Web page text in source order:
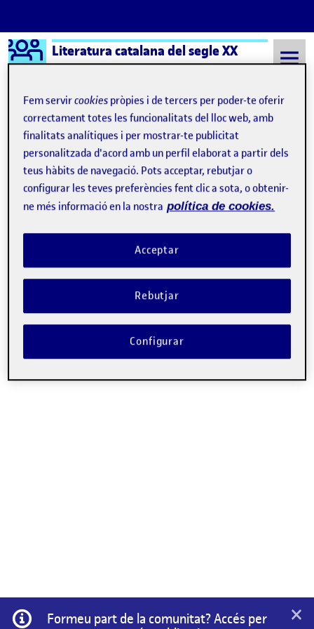
Saltar al contingut
Logo Ágora
Literatura catalana del segle XX
Semestre 20212 - Aula 1 20 Febrer, 2022
20 Febrer, 2022
Publicat per
Cristina Cano Paracolls
Data de publicació
-comentariel Sense títol
CONTRIBUTION
EL SENSE TÍTOL
No hi ha comentaris.
Informació
Formeu part de la comunitat? Accés per
×
Fem servircookies pròpies i de tercers per poder-te oferir
correctament totes les funcionalitats del lloc web, amb
finalitats analítiques i per mostrar-te publicitat
personalitzada d'acord amb un perfil elaborat a partir dels
teus hàbits de navegació. Pots acceptar, rebutjar o
configurar les teves preferències fent clic a sota, o obtenir-
ne més informació en la nostra política de cookies.
Rebutjar
Acceptar
Configurar